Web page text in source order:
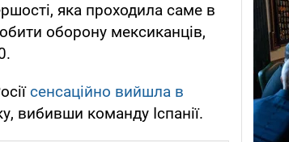
яка проходила саме в
оборону мексиканців,
сенсаційно вийшла в
вибивши команду Іспанії.